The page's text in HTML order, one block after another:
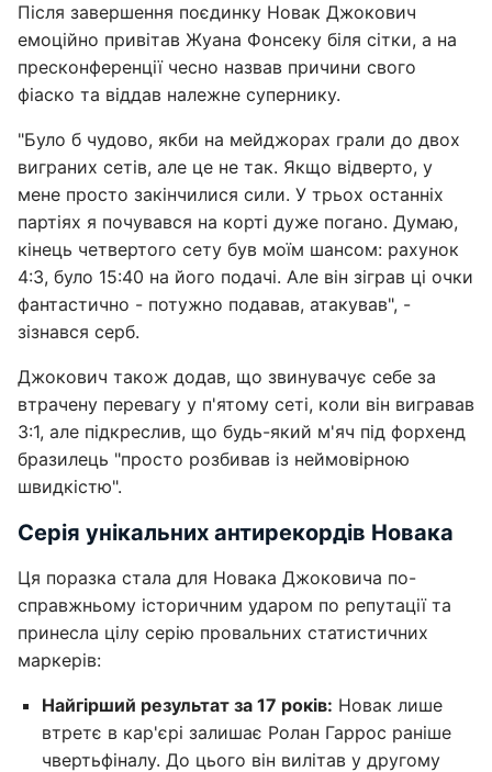
Після завершення поєдинку Новак Джокович
емоційно привітав Жуана Фонсеку біля сітки, а на
пресконференції чесно назвав причини свого
фіаско та віддав належне супернику.
"Було б чудово, якби на мейджорах грали до двох
виграних сетів, але це не так. Якщо відверто, у
мене просто закінчилися сили. У трьох останніх
партіях я почувався на корті дуже погано. Думаю,
кінець четвертого сету був моїм шансом: рахунок
4:3, було 15:40 на його подачі. Але він зіграв ці очки
фантастично - потужно подавав, атакував", -
зізнався серб.
Джокович також додав, що звинувачує себе за
втрачену перевагу у п'ятому сеті, коли він вигравав
3:1, але підкреслив, що будь-який м'яч під форхенд
бразилець "просто розбивав із неймовірною
швидкістю".
Серія унікальних антирекордів Новака
Ця поразка стала для Новака Джоковича по-
справжньому історичним ударом по репутації та
принесла цілу серію провальних статистичних
маркерів:
Найгірший результат за 17 років: Новак лише
втретє в кар'єрі залишає Ролан Гаррос раніше
чвертьфіналу. До цього він вилітав у другому